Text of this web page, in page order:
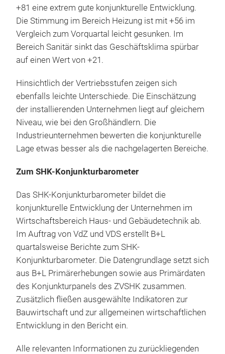
+81 eine extrem gute konjunkturelle Entwicklung.
Die Stimmung im Bereich Heizung ist mit +56 im
Vergleich zum Vorquartal leicht gesunken. Im
Bereich Sanitär sinkt das Geschäftsklima spürbar
auf einen Wert von +21.
Hinsichtlich der Vertriebsstufen zeigen sich
ebenfalls leichte Unterschiede. Die Einschätzung
der installierenden Unternehmen liegt auf gleichem
Niveau, wie bei den Großhändlern. Die
Industrieunternehmen bewerten die konjunkturelle
Lage etwas besser als die nachgelagerten Bereiche.
Zum SHK-Konjunkturbarometer
Das SHK-Konjunkturbarometer bildet die
konjunkturelle Entwicklung der Unternehmen im
Wirtschaftsbereich Haus- und Gebäudetechnik ab.
Im Auftrag von VdZ und VDS erstellt B+L
quartalsweise Berichte zum SHK-
Konjunkturbarometer. Die Datengrundlage setzt sich
aus B+L Primärerhebungen sowie aus Primärdaten
des Konjunkturpanels des ZVSHK zusammen.
Zusätzlich fließen ausgewählte Indikatoren zur
Bauwirtschaft und zur allgemeinen wirtschaftlichen
Entwicklung in den Bericht ein.
Alle relevanten Informationen zu zurückliegenden